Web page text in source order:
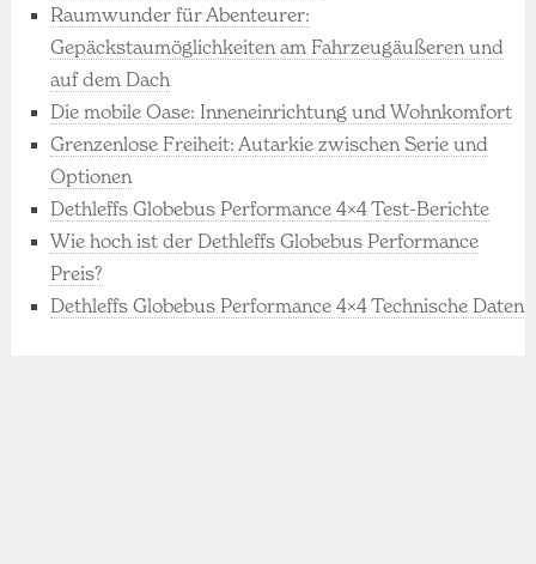
Raumwunder für Abenteurer:
Gepäckstaumöglichkeiten am Fahrzeugäußeren und
auf dem Dach
Die mobile Oase: Inneneinrichtung und Wohnkomfort
Grenzenlose Freiheit: Autarkie zwischen Serie und
Optionen
Dethleffs Globebus Performance 4×4 Test-Berichte
Wie hoch ist der Dethleffs Globebus Performance
Preis?
Dethleffs Globebus Performance 4×4 Technische Daten